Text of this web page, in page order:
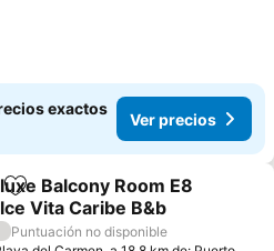
exactos
Ver precios
Agregar a favoritos
Balcony Room E8
Vita Caribe B&b
precios
Puntuación no disponible